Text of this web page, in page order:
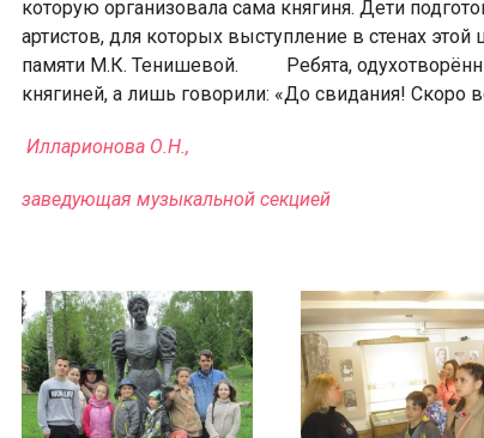
Занятия для детей 4-6 лет
1-
которую организовала сама княгиня. Дети
артистов, для которых выступление в стенах
памяти М.К. Тенишевой.
Ребята,
княгиней, а лишь говорили: «До свидания! Скоро
Илларионова О.Н.,
заведующая музыкальной секцией